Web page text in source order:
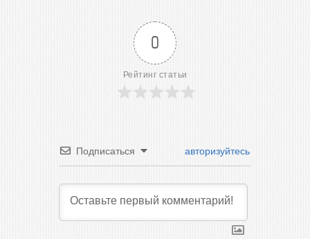
0
Рейтинг статьи
Подписаться авторизуйтесь